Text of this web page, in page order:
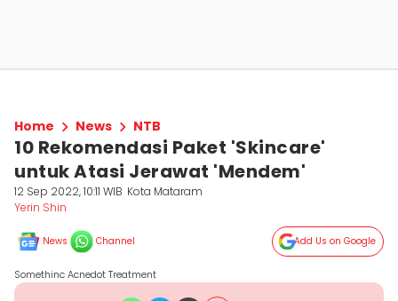
Home News NTB
10 Rekomendasi Paket 'Skincare'
untuk Atasi Jerawat 'Mendem'
12 Sep 2022, 10:11 WIB Kota Mataram
Yerin Shin
News Channel Add Us on Google
Somethinc Acnedot Treatment